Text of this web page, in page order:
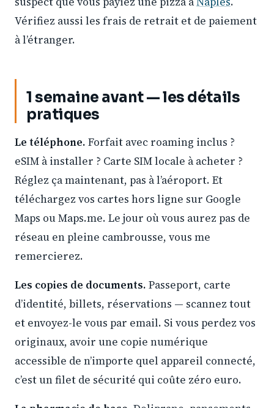
Vérifiez aussi les frais de retrait et de paiement
à l’étranger.
1 semaine avant — les détails
pratiques
Le téléphone. Forfait avec roaming inclus ?
eSIM à installer ? Carte SIM locale à acheter ?
Réglez ça maintenant, pas à l’aéroport. Et
téléchargez vos cartes hors ligne sur Google
Maps ou Maps.me. Le jour où vous aurez pas de
réseau en pleine cambrousse, vous me
remercierez.
Les copies de documents. Passeport, carte
d’identité, billets, réservations — scannez tout
et envoyez-le vous par email. Si vous perdez vos
originaux, avoir une copie numérique
accessible de n’importe quel appareil connecté,
c’est un filet de sécurité qui coûte zéro euro.